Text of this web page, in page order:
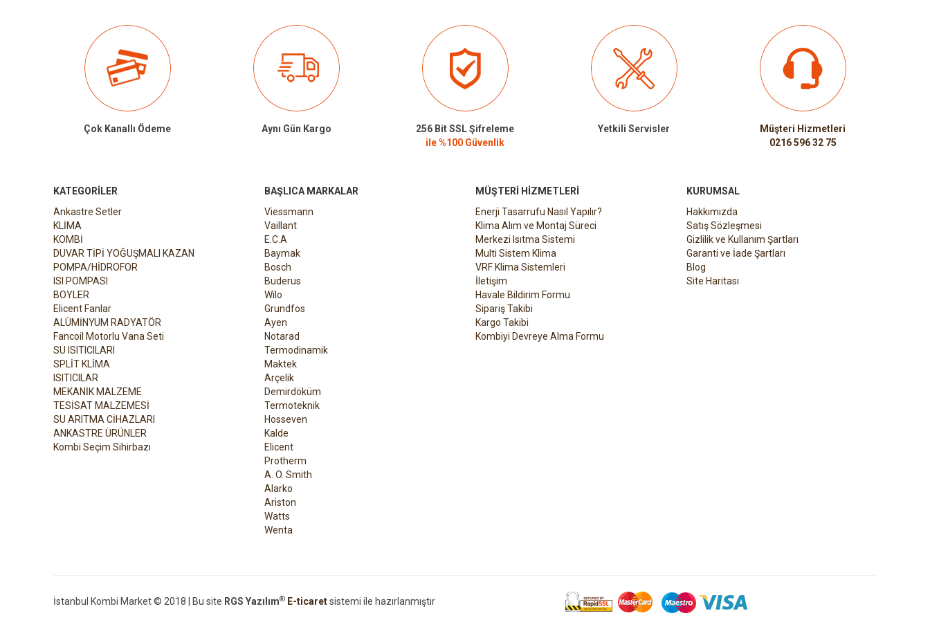
Çok Kanallı Ödeme Aynı Gün Kargo
256 Bit SSL Şifreleme
ile %100 Güvenlik
Yetkili Servisler
Müşteri Hizmetleri
0216 596 32 75
KATEGORILER
Ankastre Setler
KLİMA
KOMBİ
DUVAR TİPİ YOĞUŞMALI KAZAN
POMPA/HİDROFOR
ISI POMPASI
BOYLER
Elicent Fanlar
ALÜMİNYUM RADYATÖR
Fancoil Motorlu Vana Seti
SU ISITICILARI
SPLİT KLİMA
ISITICILAR
MEKANİK MALZEME
TESİSAT MALZEMESİ
SU ARITMA CİHAZLARI
ANKASTRE ÜRÜNLER
Kombi Seçim Sihirbazı
BAŞLICA MARKALAR
Viessmann
Vaillant
E.C.A
Baymak
Bosch
Buderus
Wilo
Grundfos
Ayen
Notarad
Termodinamik
Maktek
Arçelik
Demirdöküm
Termoteknik
Hosseven
Kalde
Elicent
Protherm
A. O. Smith
Alarko
Ariston
Watts
Wenta
MÜŞTERI HIZMETLERI
Enerji Tasarrufu Nasıl Yapılır?
Klima Alım ve Montaj Süreci
Merkezi Isıtma Sistemi
Multi Sistem Klima
VRF Klima Sistemleri
İletişim
Havale Bildirim Formu
Sipariş Takibi
Kargo Takibi
Kombiyi Devreye Alma Formu
KURUMSAL
Hakkımızda
Satış Sözleşmesi
Gizlilik ve Kullanım Şartları
Garanti ve İade Şartları
Blog
Site Haritası
İstanbul Kombi Market © 2018 | Bu site RGS Yazılım® E-ticaretsistemi ile hazırlanmıştır